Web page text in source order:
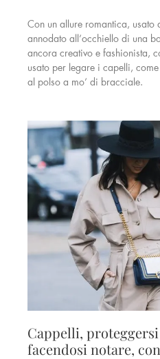
Con un allure romantica, usato
annodato all’occhiello di una
ancora creativo e fashionista,
usato per legare i capelli,
al polso a mo’ di bracciale.
Cappelli,
facendosi notare,